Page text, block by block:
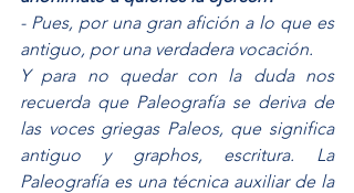
- Pues, por una gran afición a lo que es
antiguo, por una verdadera vocación.
Y para no quedar con la duda nos
recuerda que Paleografía se deriva de
las voces griegas Paleos, que significa
antiguo y graphos, escritura. La
Paleografía es una técnica auxiliar de la